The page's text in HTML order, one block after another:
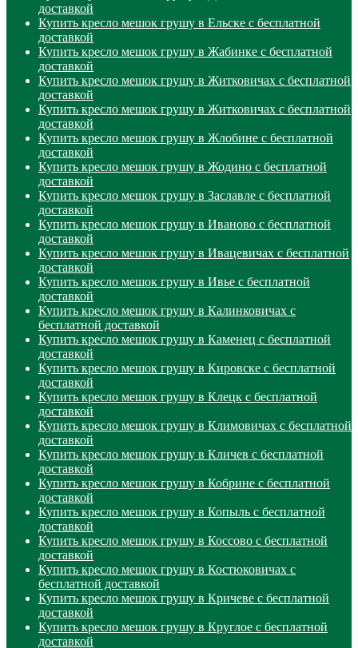
доставкой
Купить кресло мешок грушу в Ельске с бесплатной
доставкой
Купить кресло мешок грушу в Жабинке с бесплатной
доставкой
Купить кресло мешок грушу в Житковичах с бесплатной
доставкой
Купить кресло мешок грушу в Житковичах с бесплатной
доставкой
Купить кресло мешок грушу в Жлобине с бесплатной
доставкой
Купить кресло мешок грушу в Жодино с бесплатной
доставкой
Купить кресло мешок грушу в Заславле с бесплатной
доставкой
Купить кресло мешок грушу в Иваново с бесплатной
доставкой
Купить кресло мешок грушу в Ивацевичах с бесплатной
доставкой
Купить кресло мешок грушу в Ивье с бесплатной
доставкой
Купить кресло мешок грушу в Калинковичах с
бесплатной доставкой
Купить кресло мешок грушу в Каменец с бесплатной
доставкой
Купить кресло мешок грушу в Кировске с бесплатной
доставкой
Купить кресло мешок грушу в Клецк с бесплатной
доставкой
Купить кресло мешок грушу в Климовичах с бесплатной
доставкой
Купить кресло мешок грушу в Кличев с бесплатной
доставкой
Купить кресло мешок грушу в Кобрине с бесплатной
доставкой
Купить кресло мешок грушу в Копыль с бесплатной
доставкой
Купить кресло мешок грушу в Коссово с бесплатной
доставкой
Купить кресло мешок грушу в Костюковичах с
бесплатной доставкой
Купить кресло мешок грушу в Кричеве с бесплатной
доставкой
Купить кресло мешок грушу в Круглое с бесплатной
доставкой